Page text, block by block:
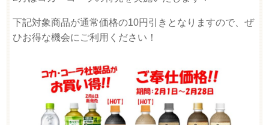
下記対象商品が通常価格の10円引きとなりますので、ぜ
ひお得な機会にご利用ください！